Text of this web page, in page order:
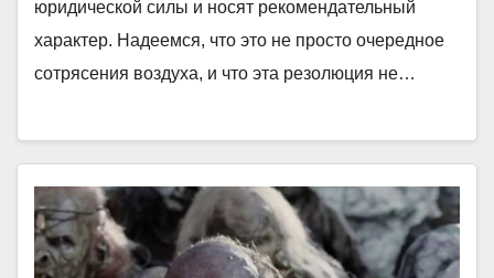
юридической силы и носят рекомендательный
характер. Надеемся, что это не просто очередное
сотрясения воздуха, и что эта резолюция не…